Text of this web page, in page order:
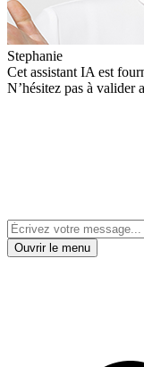
Stephanie
Cet assistant IA est
N’hésitez pas à valider
Ouvrir le menu